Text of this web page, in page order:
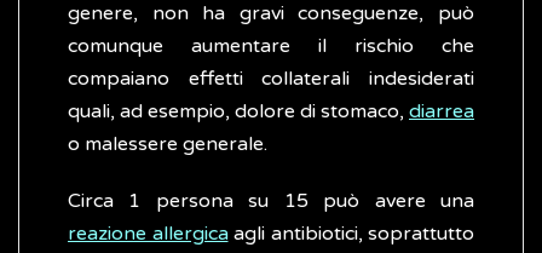
genere, non ha gravi conseguenze, può
comunque aumentare il rischio che
compaiano effetti collaterali indesiderati
quali, ad esempio, dolore di stomaco, diarrea
o malessere generale.
Circa 1 persona su 15 può avere una
reazione allergicaagli antibiotici, soprattutto